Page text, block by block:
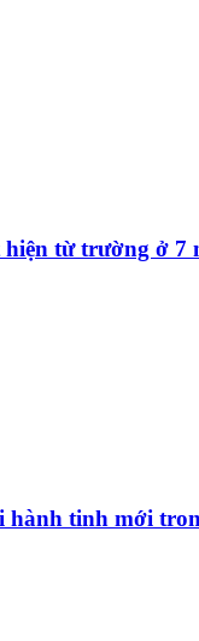
từ trường ở 7
tinh mới